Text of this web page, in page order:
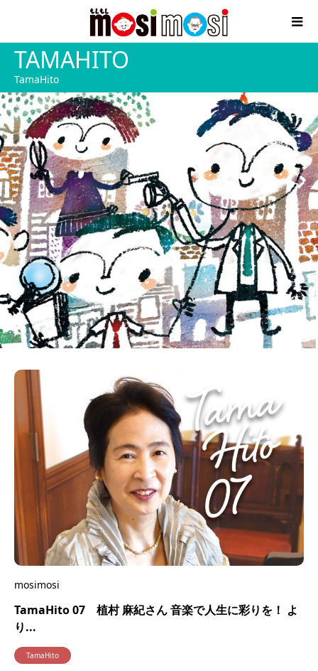
TAMAHITO
TamaHito
mosimosi
TamaHito 07 植村 麻紀さん 音楽で人生に彩りを！ よ
り...
TamaHito